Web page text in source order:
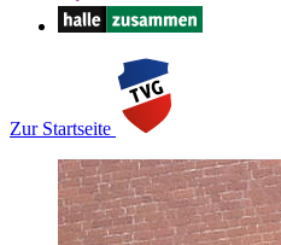
Zur Startseite